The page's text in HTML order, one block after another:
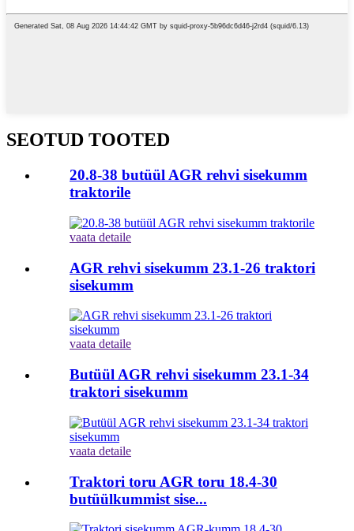
SEOTUD TOOTED
20.8-38 butüül AGR rehvi sisekumm
traktorile
vaata detaile
AGR rehvi sisekumm 23.1-26 traktori
sisekumm
vaata detaile
Butüül AGR rehvi sisekumm 23.1-34
traktori sisekumm
vaata detaile
Traktori toru AGR toru 18.4-30
butüülkummist sise...